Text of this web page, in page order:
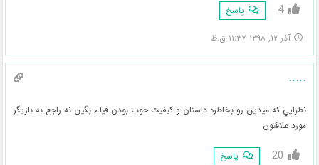
4 پاسخ
آذر ۱۲, ۱۳۹۸ ۱۱:۳۷ ق.ظ
.....
نظرايي كه ميدين رو بخاطره داستان و كيفيت خوب بودن فيلم بگين نه راجع به بازيگر
مورد علاقتون
20 پاسخ